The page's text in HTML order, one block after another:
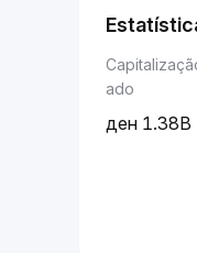
ado
1.38B